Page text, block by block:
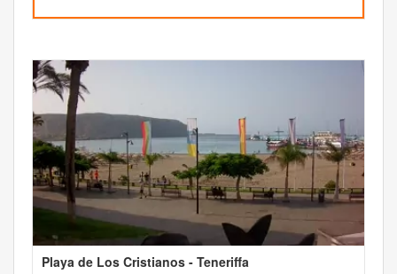
Playa de Los Cristianos - Teneriffa